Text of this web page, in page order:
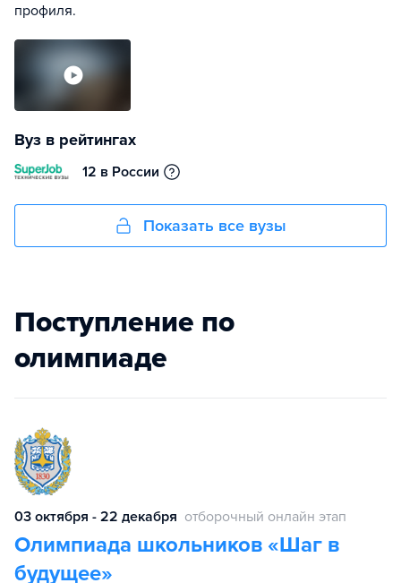
профиля.
Вуз в рейтингах
12 в России
Показать все вузы
Поступление по
олимпиаде
03 октября - 22 декабря отборочный онлайн этап
Олимпиада школьников «Шаг в
будущее»